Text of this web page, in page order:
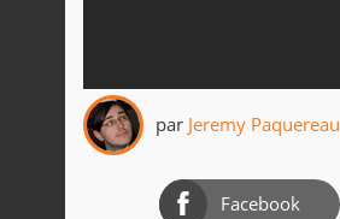
par Jeremy Paquereau
Facebook